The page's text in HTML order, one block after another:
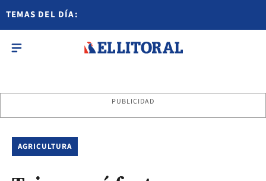
TEMAS DEL DÍA:
PUBLICIDAD
AGRICULTURA